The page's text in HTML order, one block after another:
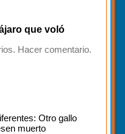
que voló
Hacer comentario.
Otro gallo
muerto